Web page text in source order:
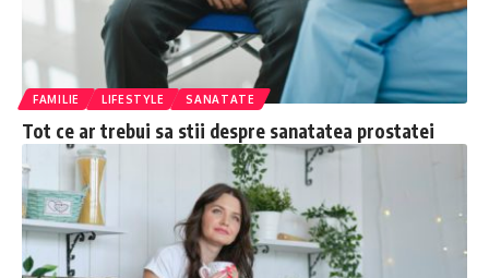
FAMILIE LIFESTYLE SANATATE
Tot ce ar trebui sa stii despre sanatatea prostatei